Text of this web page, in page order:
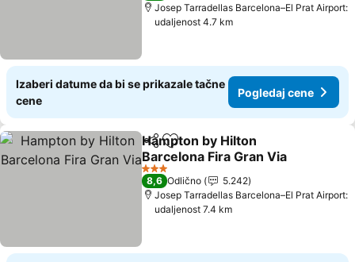
Josep Tarradellas Barcelona–El Prat Airport:
udaljenost 4.7 km
Izaberi datume da bi se prikazale tačne
cene
Pogledaj cene
Deli Dodati u favorite
Hampton by Hilton
Barcelona Fira Gran Via
Pogledaj cene
3 Zvezdice
8,6 Odlično
5.242
Josep Tarradellas Barcelona–El Prat Airport:
udaljenost 7.4 km